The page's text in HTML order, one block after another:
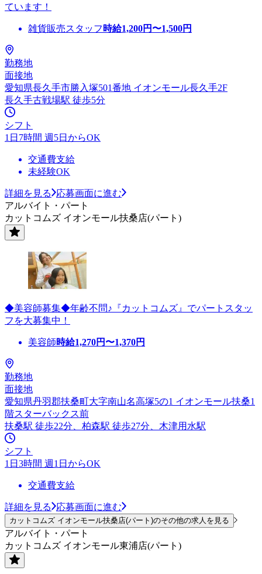
ています！
雑貨販売スタッフ 時給1,200円〜1,500円
勤務地
面接地
愛知県長久手市勝入塚501番地 イオンモール長久手2F
長久手古戦場駅 徒歩5分
シフト
1日7時間 週5日からOK
交通費支給
未経験OK
詳細を見る
応募画面に進む
アルバイト・パート
カットコムズ イオンモール扶桑店(パート)
◆美容師募集◆年齢不問♪『カットコムズ』でパートスタッ
フを大募集中！
美容師時給1,270円〜1,370円
勤務地
面接地
愛知県丹羽郡扶桑町大字南山名高塚5の1 イオンモール扶桑1
階スターバックス前
扶桑駅 徒歩22分、柏森駅 徒歩27分、木津用水駅
シフト
1日3時間 週1日からOK
交通費支給
詳細を見る 応募画面に進む
カットコムズ イオンモール扶桑店(パート)のその他の求人を見る
アルバイト・パート
カットコムズ イオンモール東浦店(パート)